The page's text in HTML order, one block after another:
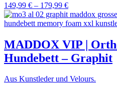
149,99 € – 179,99 €
MADDOX VIP |
Hundebett – Graphit
Aus Kunstleder und Velours.